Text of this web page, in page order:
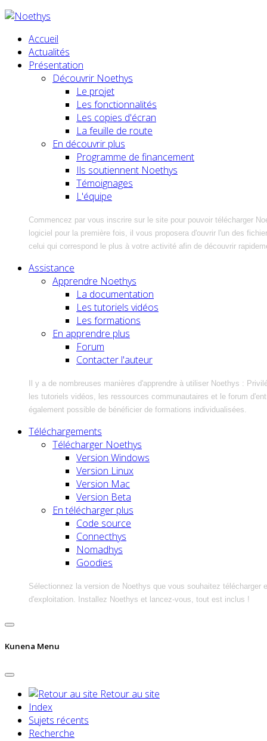
Accueil
Actualités
Présentation
Découvrir Noethys
Le projet
Les fonctionnalités
Les copies d'écran
La feuille de route
En découvrir plus
Programme de financement
Ils soutiennent Noethys
Témoignages
L'équipe
Commencez par vous inscrire sur le site pour pouvoir télécharger
logiciel pour la première fois, il vous proposera d'ouvrir l'un des
celui qui correspond le plus à votre activité afin de découvrir
Assistance
Apprendre Noethys
La documentation
Les tutoriels vidéos
Les formations
En apprendre plus
Forum
Contacter l'auteur
Il y a de nombreuses manières d'apprendre à utiliser Noethys :
les tutoriels vidéos, les ressources communautaires et le forum
également possible de bénéficier de formations individualisées.
Téléchargements
Télécharger Noethys
Version Windows
Version Linux
Version Mac
Version Beta
En télécharger plus
Code source
Connecthys
Nomadhys
Goodies
Sélectionnez la version de Noethys que vous souhaitez télécharger
d'exploitation. Installez Noethys et lancez-vous, tout est inclus !
Kunena Menu
Retour au site
Index
Sujets récents
Recherche